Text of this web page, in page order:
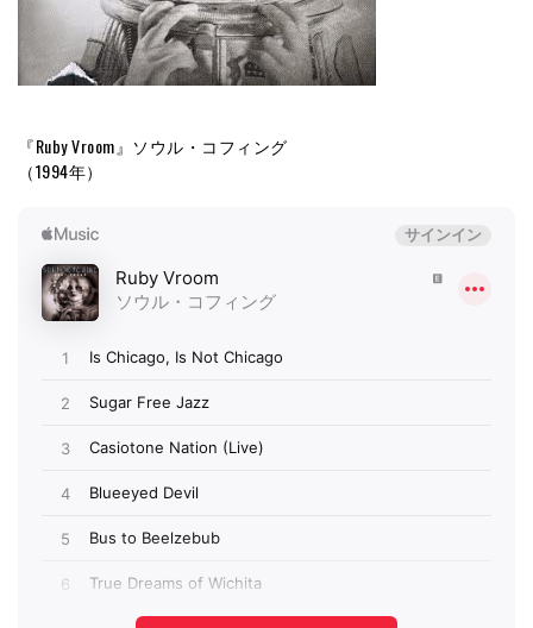
『Ruby Vroom』ソウル・コフィング
（1994年）